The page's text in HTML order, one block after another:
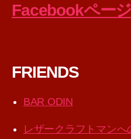
Facebookページ
FRIENDS
BAR ODIN
レザークラフトマンへ